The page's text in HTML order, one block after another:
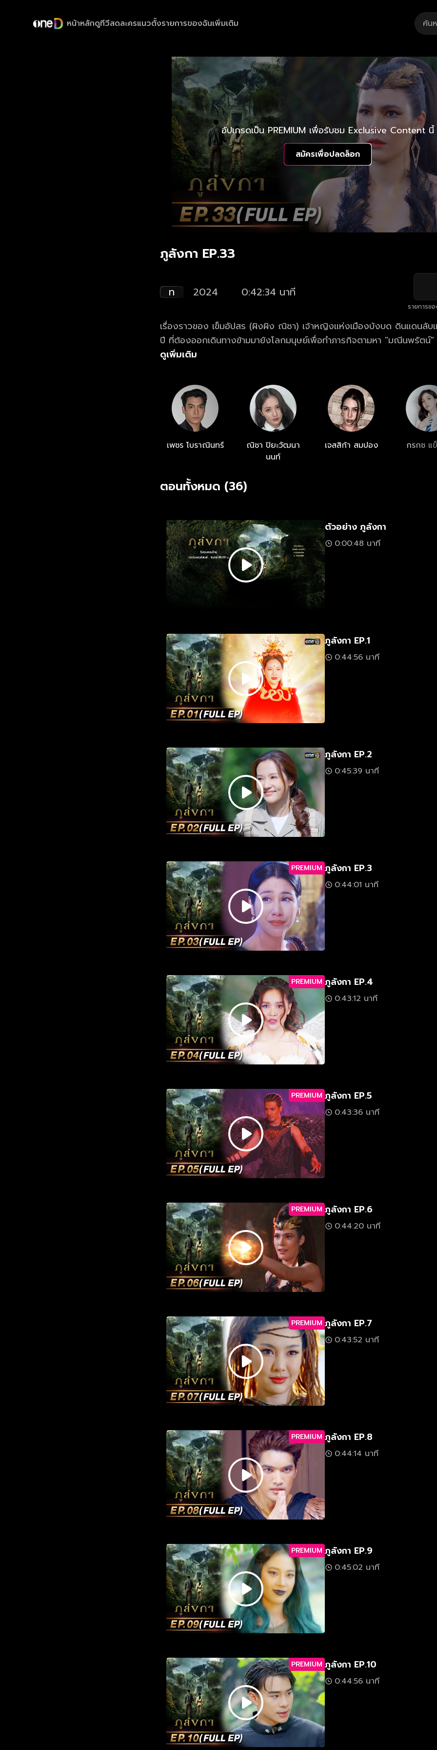
หน้าหลักดูทีวีสดละครแนวตั้งรายการของฉันเพิ่มเติม
อัปเกรดเป็น PREMIUM เพื่อรับชม Exclusive Content นี้
สมัครเพื่อปลดล็อก
ภูลังกา EP.33
ท 2024 0:42:34 นาที
รายการข
เรื่องราวของ เข็มอัปสร (ผิงผิง ณิชา) เจ้าหญิงแห่งเมืองบังบด ดินแดนลับ
ปี ที่ต้องออกเดินทางข้ามมายังโลกมนุษย์เพื่อทำภารกิจตามหา "มณีนพรัต
ศักดิ์สิทธิ์คู่บ้านคู่เมืองที่หายไป โดยได้รับความช่วยเหลือจาก ณพนา (เพชร โ
รวบรวมมณีกลับคืนมาและปกป้องเมืองบังบดให้ปลอดภัย
ดูเพิ่มเติม
เพชร โบราณินทร์
ณิชา ปิยะวัฒนา
นนท์
เจสสิก้า สมปอง กรกช แ
ตอนทั้งหมด (36)
ตัวอย่าง ภูลังกา
0:00:48 นาที
ภูลังกา EP.1
0:44:56 นาที
ภูลังกา EP.2
0:45:39 นาที
PREMIUM ภูลังกา EP.3
0:44:01 นาที
PREMIUM ภูลังกา EP.4
0:43:12 นาที
PREMIUM ภูลังกา EP.5
0:43:36 นาที
PREMIUM ภูลังกา EP.6
0:44:20 นาที
PREMIUM ภูลังกา EP.7
0:43:52 นาที
PREMIUM ภูลังกา EP.8
0:44:14 นาที
PREMIUM ภูลังกา EP.9
0:45:02 นาที
PREMIUM ภูลังกา EP.10
0:44:56 นาที